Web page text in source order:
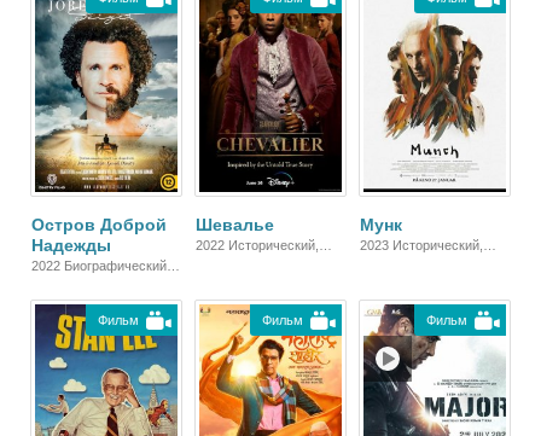
Остров Доброй
Надежды
2022 Биографический,
Шевалье
2022 Исторический,
Мунк
2023 Исторический,
Фильм Фильм Фильм